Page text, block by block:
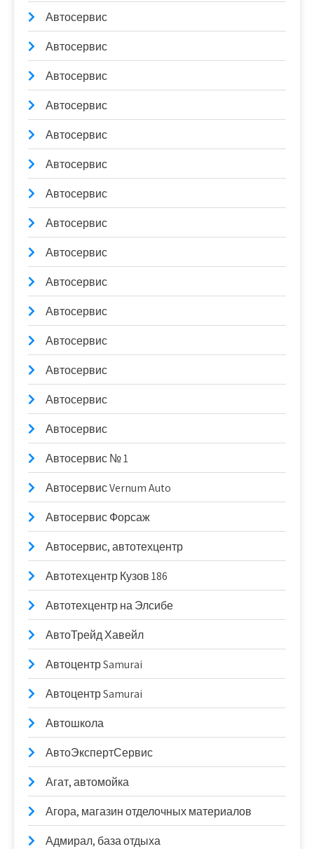
Автосервис
Автосервис
Автосервис
Автосервис
Автосервис
Автосервис
Автосервис
Автосервис
Автосервис
Автосервис
Автосервис
Автосервис
Автосервис
Автосервис
Автосервис
Автосервис № 1
Автосервис Vernum Auto
Автосервис Форсаж
Автосервис, автотехцентр
Автотехцентр Кузов 186
Автотехцентр на Элсибе
АвтоТрейд Хавейл
Автоцентр Samurai
Автоцентр Samurai
Автошкола
АвтоЭкспертСервис
Агат, автомойка
Агора, магазин отделочных материалов
Адмирал, база отдыха